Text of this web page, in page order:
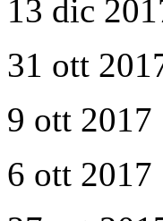
13 dic
31 ott
9 ott 2017
6 ott 2017